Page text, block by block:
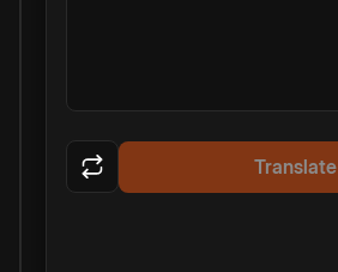
Translate